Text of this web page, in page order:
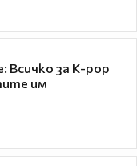
Всичко за K-pop
им